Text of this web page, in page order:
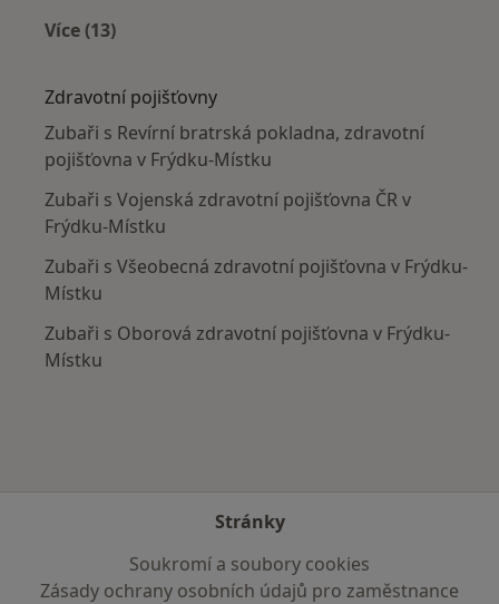
Více (13)
Zdravotní pojišťovny
Zubaři s Revírní bratrská pokladna, zdravotní
pojišťovna v Frýdku-Místku
Zubaři s Vojenská zdravotní pojišťovna ČR v
Frýdku-Místku
Zubaři s Všeobecná zdravotní pojišťovna v Frýdku-
Místku
Zubaři s Oborová zdravotní pojišťovna v Frýdku-
Místku
Stránky
Soukromí a soubory cookies
Zásady ochrany osobních údajů pro zaměstnance